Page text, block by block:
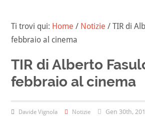
Ti trovi qui: Home / Notizie / TIR di
febbraio al cinema
TIR di Alberto
febbraio al cinema
Davide Vignola Notizie Gen 30th,